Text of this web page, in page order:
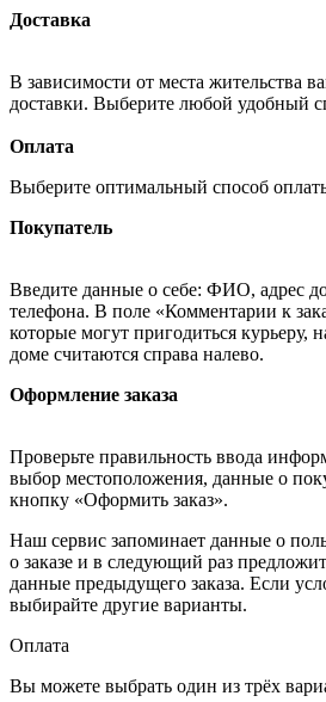
Доставка
В зависимости от места жительства
доставки. Выберите любой удобный
Оплата
Выберите оптимальный способ
Покупатель
Введите данные о себе: ФИО, адрес
телефона. В поле «Комментарии к
которые могут пригодиться курьеру,
доме считаются справа налево.
Оформление заказа
Проверьте правильность ввода
выбор местоположения, данные о
кнопку «Оформить заказ».
Наш сервис запоминает данные о
о заказе и в следующий раз
данные предыдущего заказа. Если
выбирайте другие варианты.
Оплата
Вы можете выбрать один из трёх